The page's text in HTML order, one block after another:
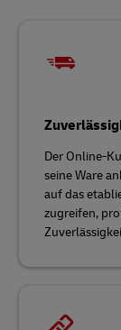
Der Online-
seine Ware
auf das
zugreifen,